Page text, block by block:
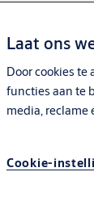
Laat ons
Door cookies
functies aan te
media, reclame
Cookie-